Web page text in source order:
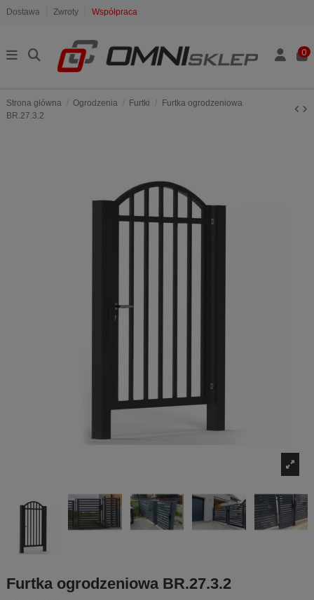
Dostawa Zwroty Współpraca
0
Strona główna Ogrodzenia Furtki
Furtka ogrodzeniowa
BR.27.3.2
Furtka ogrodzeniowa BR.27.3.2